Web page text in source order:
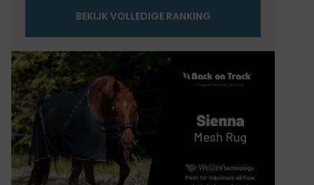
BEKIJK VOLLEDIGE RANKING